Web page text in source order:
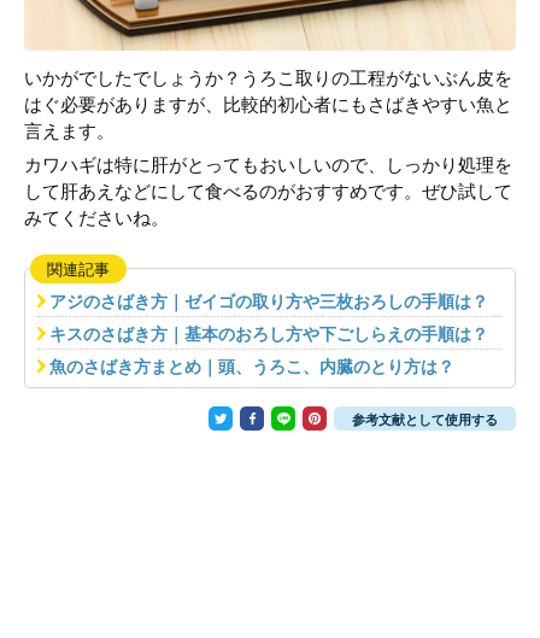
いかがでしたでしょうか？うろこ取りの工程がないぶん皮を
はぐ必要がありますが、比較的初心者にもさばきやすい魚と
言えます。
カワハギは特に肝がとってもおいしいので、しっかり処理を
して肝あえなどにして食べるのがおすすめです。ぜひ試して
みてくださいね。
関連記事
アジのさばき方｜ゼイゴの取り方や三枚おろしの手順は？
キスのさばき方｜基本のおろし方や下ごしらえの手順は？
魚のさばき方まとめ｜頭、うろこ、内臓のとり方は？
参考文献として使用する